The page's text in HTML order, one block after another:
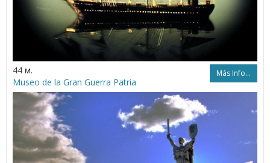
44 м. Más Info...
Museo de la Gran Guerra Patria